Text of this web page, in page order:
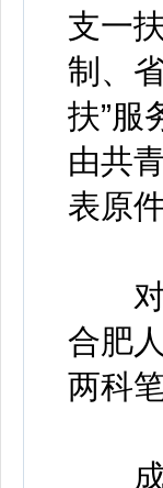
支一
制、
扶”服
由共
表原
对
合肥
两科
成绩